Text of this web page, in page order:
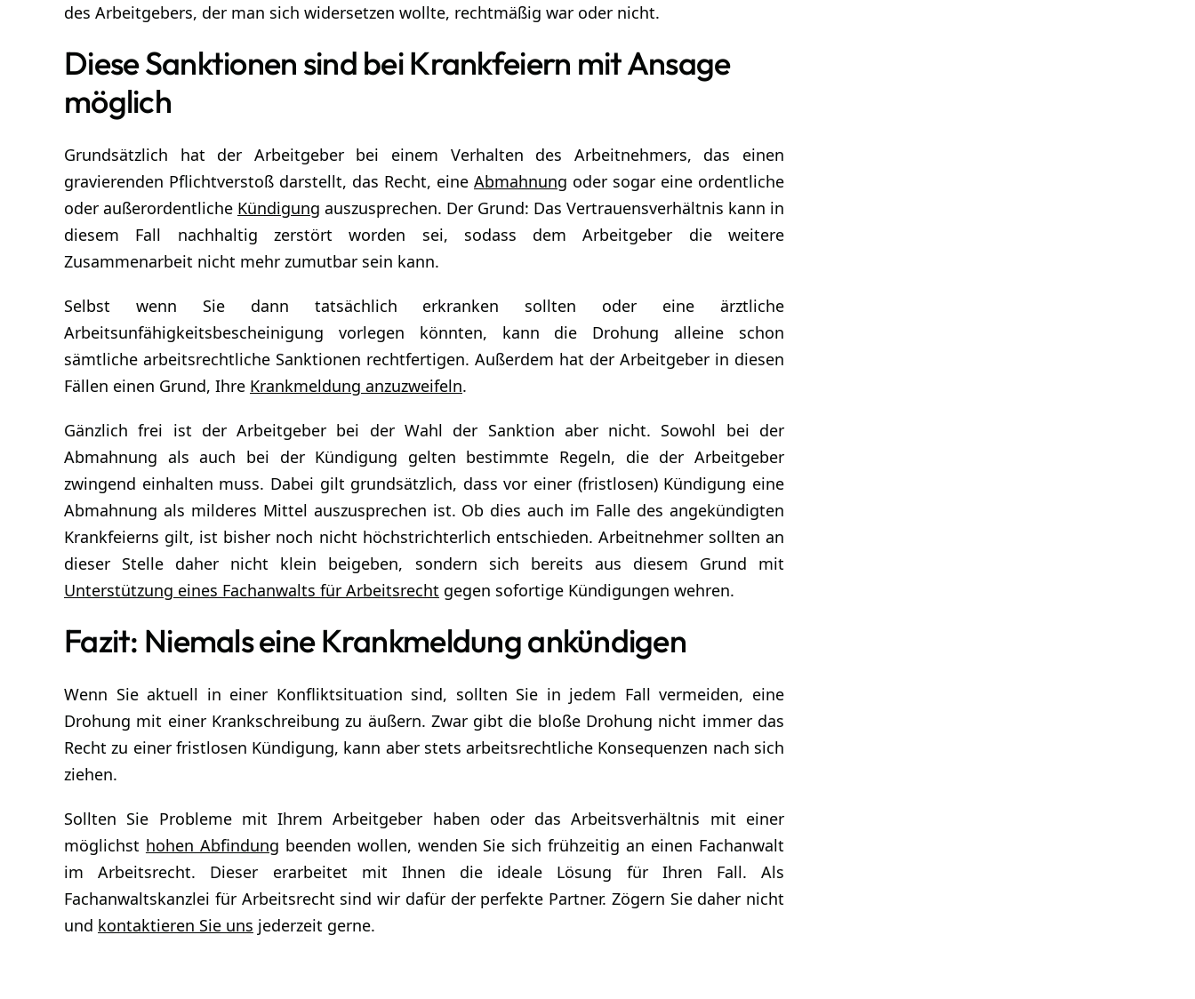
des Arbeitgebers, der man sich widersetzen wollte, rechtmäßig war oder nicht.
Diese Sanktionen sind bei Krankfeiern mit Ansage
möglich
Grundsätzlich hat der Arbeitgeber bei einem Verhalten des Arbeitnehmers, das einen
gravierenden Pflichtverstoß darstellt, das Recht, eine Abmahnung oder sogar eine ordentliche
oder außerordentliche Kündigung auszusprechen. Der Grund: Das Vertrauensverhältnis kann in
diesem Fall nachhaltig zerstört worden sei, sodass dem Arbeitgeber die weitere
Zusammenarbeit nicht mehr zumutbar sein kann.
Selbst wenn Sie dann tatsächlich erkranken sollten oder eine ärztliche
Arbeitsunfähigkeitsbescheinigung vorlegen könnten, kann die Drohung alleine schon
sämtliche arbeitsrechtliche Sanktionen rechtfertigen. Außerdem hat der Arbeitgeber in diesen
Fällen einen Grund, Ihre Krankmeldung anzuzweifeln.
Gänzlich frei ist der Arbeitgeber bei der Wahl der Sanktion aber nicht. Sowohl bei der
Abmahnung als auch bei der Kündigung gelten bestimmte Regeln, die der Arbeitgeber
zwingend einhalten muss. Dabei gilt grundsätzlich, dass vor einer (fristlosen) Kündigung eine
Abmahnung als milderes Mittel auszusprechen ist. Ob dies auch im Falle des angekündigten
Krankfeierns gilt, ist bisher noch nicht höchstrichterlich entschieden. Arbeitnehmer sollten an
dieser Stelle daher nicht klein beigeben, sondern sich bereits aus diesem Grund mit
Unterstützung eines Fachanwalts für Arbeitsrecht gegen sofortige Kündigungen wehren.
Fazit: Niemals eine Krankmeldung ankündigen
Wenn Sie aktuell in einer Konfliktsituation sind, sollten Sie in jedem Fall vermeiden, eine
Drohung mit einer Krankschreibung zu äußern. Zwar gibt die bloße Drohung nicht immer das
Recht zu einer fristlosen Kündigung, kann aber stets arbeitsrechtliche Konsequenzen nach sich
ziehen.
Sollten Sie Probleme mit Ihrem Arbeitgeber haben oder das Arbeitsverhältnis mit einer
möglichst hohen Abfindung beenden wollen, wenden Sie sich frühzeitig an einen Fachanwalt
im Arbeitsrecht. Dieser erarbeitet mit Ihnen die ideale Lösung für Ihren Fall. Als
Fachanwaltskanzlei für Arbeitsrecht sind wir dafür der perfekte Partner. Zögern Sie daher nicht
und kontaktieren Sie uns jederzeit gerne.